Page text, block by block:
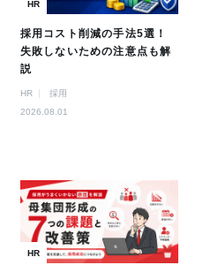
HR
採用コスト削減の手法5選！
失敗しないための注意点も解
説
HR
採用
2026.08.01
HR